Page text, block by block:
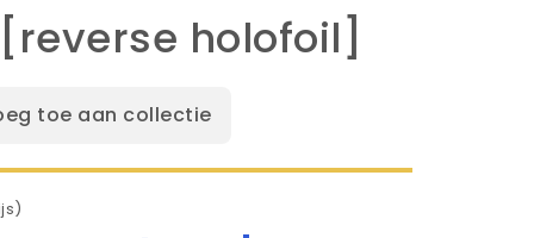
holofoil]
toe aan collectie